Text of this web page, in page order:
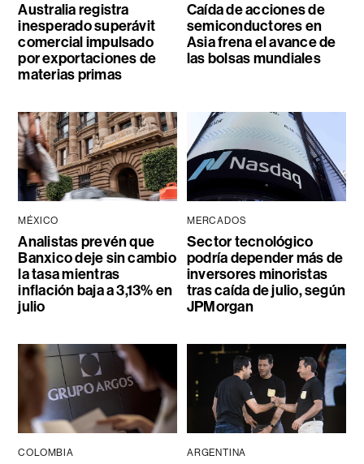
Australia registra
inesperado superávit
comercial impulsado
por exportaciones de
materias primas
Caída de acciones de
semiconductores en
Asia frena el avance de
las bolsas mundiales
MÉXICO
Analistas prevén que
Banxico deje sin cambio
la tasa mientras
inflación baja a 3,13% en
julio
MERCADOS
Sector tecnológico
podría depender más de
inversores minoristas
tras caída de julio, según
JPMorgan
COLOMBIA ARGENTINA